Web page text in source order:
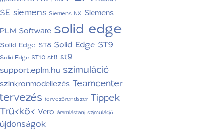
SE siemens Siemens NX Siemens
PLM Software solid edge
Solid Edge ST8 Solid Edge ST9
Solid Edge ST10 st8 st9
support.eplm.hu szimuláció
szinkronmodellezés Teamcenter
tervezés tervezőrendszer Tippek
Trükkök Vero áramlástani szimuláció
újdonságok